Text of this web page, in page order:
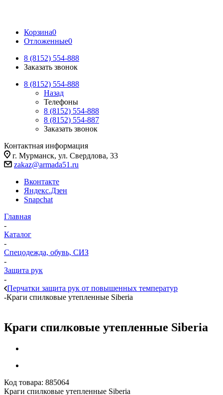
Корзина0
Отложенные0
8 (8152) 554-888
Заказать звонок
8 (8152) 554-888
Назад
Телефоны
8 (8152) 554-888
8 (8152) 554-887
Заказать звонок
Контактная информация
г. Мурманск, ул. Свердлова, 33
zakaz@armada51.ru
Вконтакте
Яндекс.Дзен
Snapchat
Главная
-
Каталог
-
Спецодежда, обувь, СИЗ
-
Защита рук
-
Перчатки защита рук от повышенных температур
-Краги спилковые утепленные Siberia
Краги спилковые утепленные Siberia
Код товара: 885064
Краги спилковые утепленные Siberia